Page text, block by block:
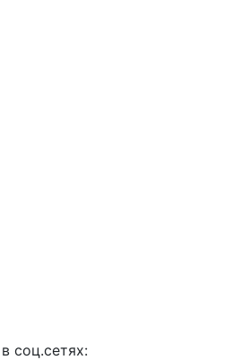
соц.сетях: